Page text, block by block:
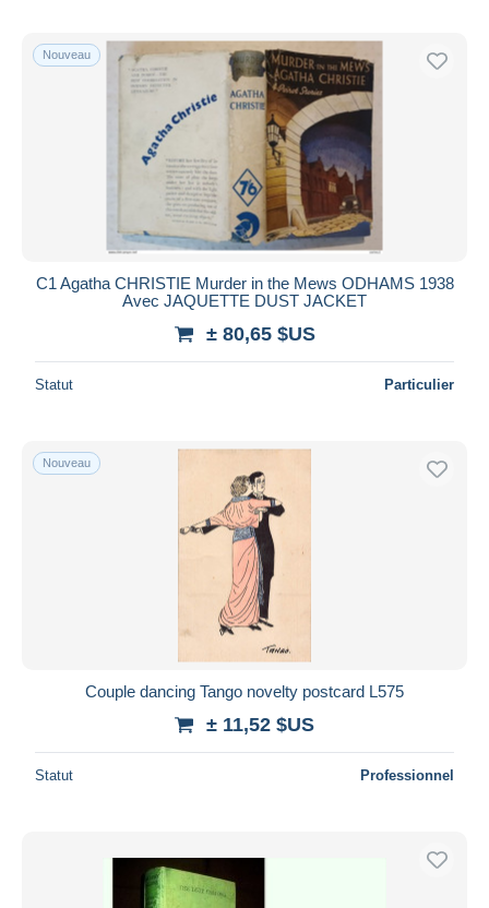
Nouveau
C1 Agatha CHRISTIE Murder in the Mews ODHAMS 1938
Avec JAQUETTE DUST JACKET
± 80,65 $US
Statut Particulier
Nouveau
Couple dancing Tango novelty postcard L575
± 11,52 $US
Statut Professionnel